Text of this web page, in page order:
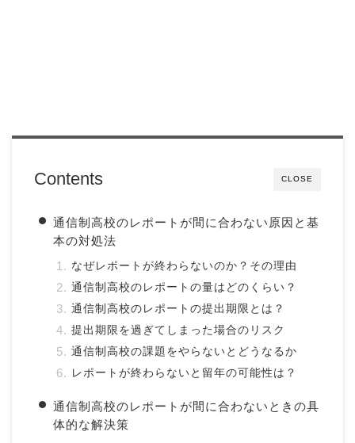
CLOSE
Contents
通信制高校のレポートが間に合わない原因と基
本の対処法
なぜレポートが終わらないのか？その理由
通信制高校のレポートの量はどのくらい？
通信制高校のレポートの提出期限とは？
提出期限を過ぎてしまった場合のリスク
通信制高校の課題をやらないとどうなるか
レポートが終わらないと留年の可能性は？
通信制高校のレポートが間に合わないときの具
体的な解決策